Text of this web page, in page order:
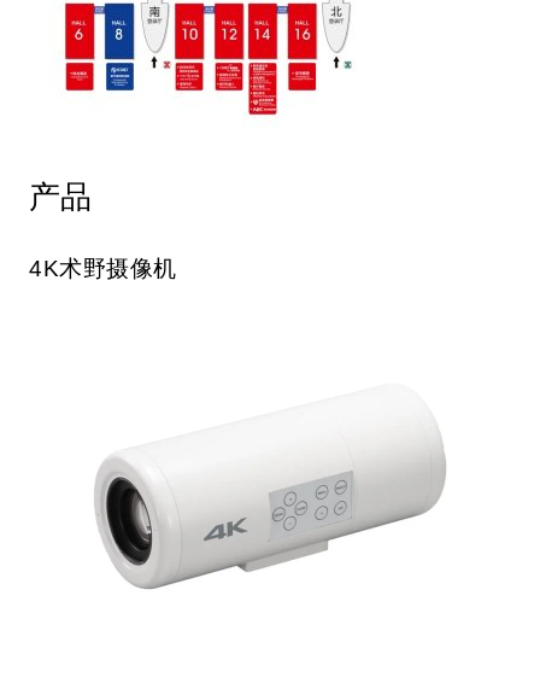
产品
4K术野摄像机